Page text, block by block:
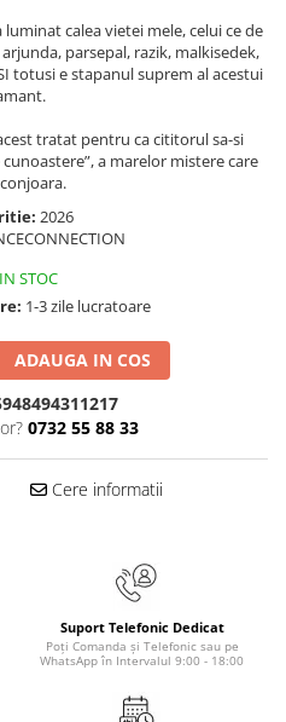
calea vietei mele, celui ce de
parsepal, razik, malkisedek,
totusi e stapanul suprem al acestui
tratat pentru ca cititorul sa-si
a marelor mistere care
2026
IN STOC
1-3 zile lucratoare
ADAUGA IN COS
0732 55 88 33
Cere informatii
Suport Telefonic Dedicat
Poți Comanda și Telefonic sau pe
WhatsApp în Intervalul 9:00 - 18:00